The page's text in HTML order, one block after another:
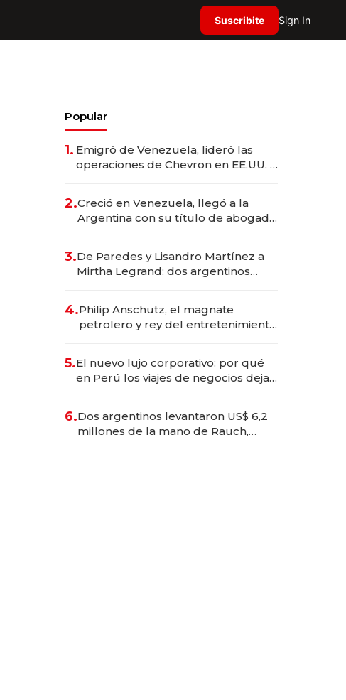
Suscribite Sign In
Popular
1. Emigró de Venezuela, lideró las
operaciones de Chevron en EE.UU. y
2.Creció en Venezuela, llegó a la
Argentina con su título de abogado
marcas "fast premium"
3.De Paredes y Lisandro Martínez a
Mirtha Legrand: dos argentinos
4.Philip Anschutz, el magnate
petrolero y rey del entretenimiento
5.El nuevo lujo corporativo: por qué
en Perú los viajes de negocios dejan
en experiencias transformadoras
6.Dos argentinos levantaron US$ 6,2
millones de la mano de Rauch,